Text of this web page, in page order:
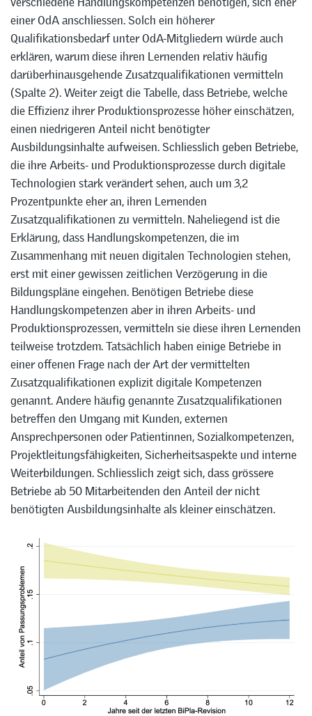
einer OdA anschliessen. Solch ein höherer
Qualifikationsbedarf unter OdA-Mitgliedern würde auch
erklären, warum diese ihren Lernenden relativ häufig
darüberhinausgehende Zusatzqualifikationen vermitteln
(Spalte 2). Weiter zeigt die Tabelle, dass Betriebe, welche
die Effizienz ihrer Produktionsprozesse höher einschätzen,
einen niedrigeren Anteil nicht benötigter
Ausbildungsinhalte aufweisen. Schliesslich geben Betriebe,
die ihre Arbeits- und Produktionsprozesse durch digitale
Technologien stark verändert sehen, auch um 3,2
Prozentpunkte eher an, ihren Lernenden
Zusatzqualifikationen zu vermitteln. Naheliegend ist die
Erklärung, dass Handlungskompetenzen, die im
Zusammenhang mit neuen digitalen Technologien stehen,
erst mit einer gewissen zeitlichen Verzögerung in die
Bildungspläne eingehen. Benötigen Betriebe diese
Handlungskompetenzen aber in ihren Arbeits- und
Produktionsprozessen, vermitteln sie diese ihren Lernenden
teilweise trotzdem. Tatsächlich haben einige Betriebe in
einer offenen Frage nach der Art der vermittelten
Zusatzqualifikationen explizit digitale Kompetenzen
genannt. Andere häufig genannte Zusatzqualifikationen
betreffen den Umgang mit Kunden, externen
Ansprechpersonen oder Patientinnen, Sozialkompetenzen,
Projektleitungsfähigkeiten, Sicherheitsaspekte und interne
Weiterbildungen. Schliesslich zeigt sich, dass grössere
Betriebe ab 50 Mitarbeitenden den Anteil der nicht
benötigten Ausbildungsinhalte als kleiner einschätzen.